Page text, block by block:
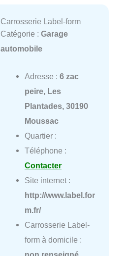
Carrosserie Label-form
Catégorie : Garage
automobile
Adresse : 6 zac
peire, Les
Plantades, 30190
Moussac
Quartier :
Téléphone :
Contacter
Site internet :
http://www.label.for
m.fr/
Carrosserie Label-
form à domicile :